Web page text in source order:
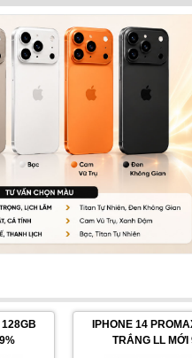
128GB
IPHONE 14
TRẮNG LL MỚI